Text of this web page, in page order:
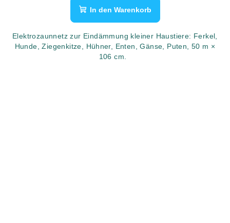
In den Warenkorb
Elektrozaunnetz zur Eindämmung kleiner Haustiere: Ferkel,
Hunde, Ziegenkitze, Hühner, Enten, Gänse, Puten, 50 m ×
106 cm.